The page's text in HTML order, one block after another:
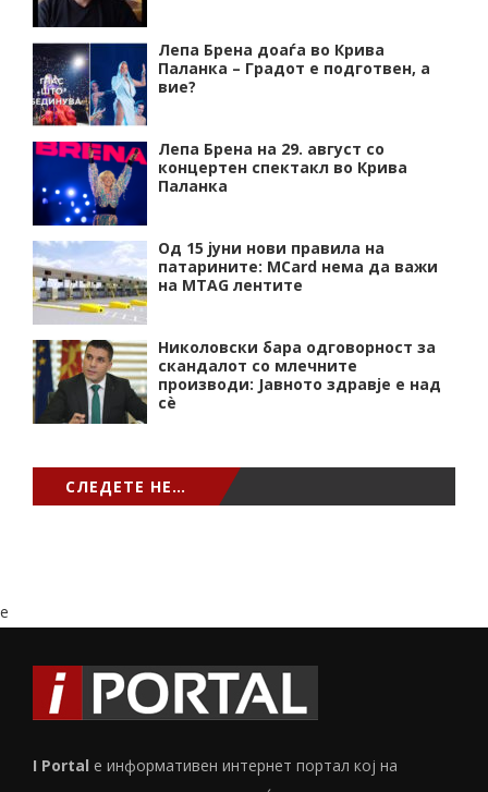
Лепа Брена доаѓа во Крива
Паланка – Градот е подготвен, а
вие?
Лепа Брена на 29. август со
концертен спектакл во Крива
Паланка
Од 15 јуни нови правила на
патарините: MCard нема да важи
на MTAG лентите
Николовски бара одговорност за
скандалот со млечните
производи: Јавното здравје е над
сѐ
СЛЕДЕТЕ НЕ…
e
I Portal е информативен интернет портал кој на